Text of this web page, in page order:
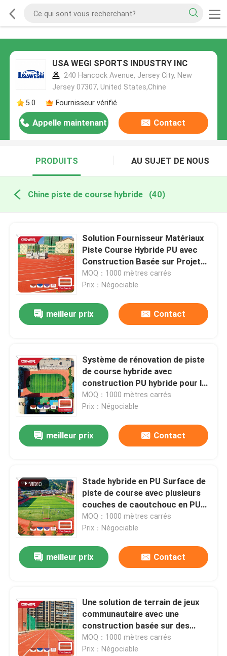
USA WEGI SPORTS INDUSTRY INC
240 Hancock Avenue, Jersey City, New
Jersey 07307, United States,Chine
5.0
Fournisseur vérifié
Appelle maintenant Contact
PRODUITS AU SUJET DE NOUS
Chine piste de course hybride (40)
Solution Fournisseur Matériaux
Piste Course Hybride PU avec
Construction Basée sur Projet
pour Échantillons d'Appel
d'Offres Entrepreneurs et
MOQ：1000 mètres carrés
Prix：Négociable
meilleur prix Contact
Système de rénovation de piste
de course hybride avec
construction PU hybride pour les
projets de resurfaçage, de
réparation de piste et de mise à
MOQ：1000 mètres carrés
Prix：Négociable
meilleur prix Contact
Stade hybride en PU Surface de
piste de course avec plusieurs
couches de caoutchouc en PU
Construction pour les centres
de formation professionnelle
entrepreneurs
MOQ：1000 mètres carrés
Prix：Négociable
meilleur prix Contact
Une solution de terrain de jeux
communautaire avec une
construction basée sur des
projets pour les projets sportifs
du gouvernement Parcs de
MOQ：1000 mètres carrés
Prix：Négociable